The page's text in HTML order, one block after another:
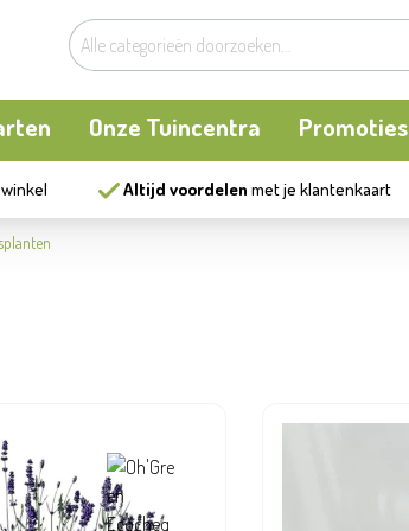
Onze Tuincentra Promoties
Altijd voordelen met je klantenkaart